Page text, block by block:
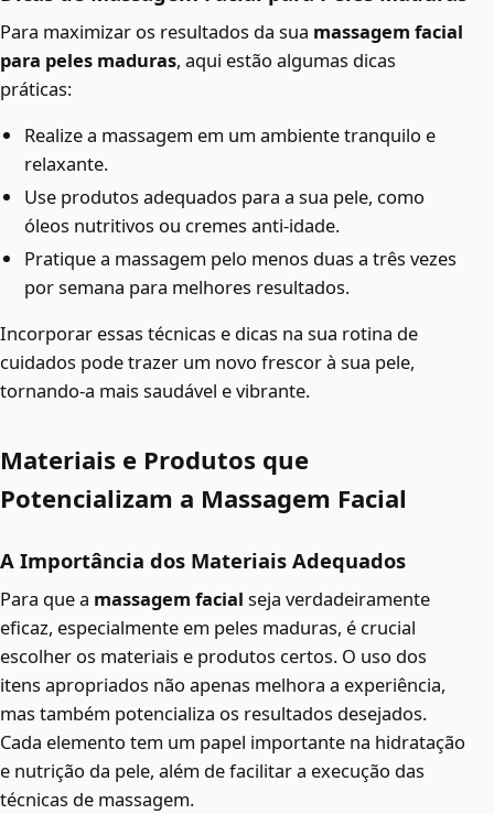
Para maximizar os resultados da sua massagem facial
para peles maduras, aqui estão algumas dicas
práticas:
Realize a massagem em um ambiente tranquilo e
relaxante.
Use produtos adequados para a sua pele, como
óleos nutritivos ou cremes anti-idade.
Pratique a massagem pelo menos duas a três vezes
por semana para melhores resultados.
Incorporar essas técnicas e dicas na sua rotina de
cuidados pode trazer um novo frescor à sua pele,
tornando-a mais saudável e vibrante.
Materiais e Produtos que
Potencializam a Massagem Facial
A Importância dos Materiais Adequados
Para que a massagem facial seja verdadeiramente
eficaz, especialmente em peles maduras, é crucial
escolher os materiais e produtos certos. O uso dos
itens apropriados não apenas melhora a experiência,
mas também potencializa os resultados desejados.
Cada elemento tem um papel importante na hidratação
e nutrição da pele, além de facilitar a execução das
técnicas de massagem.